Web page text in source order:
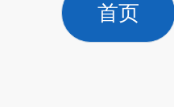
首页